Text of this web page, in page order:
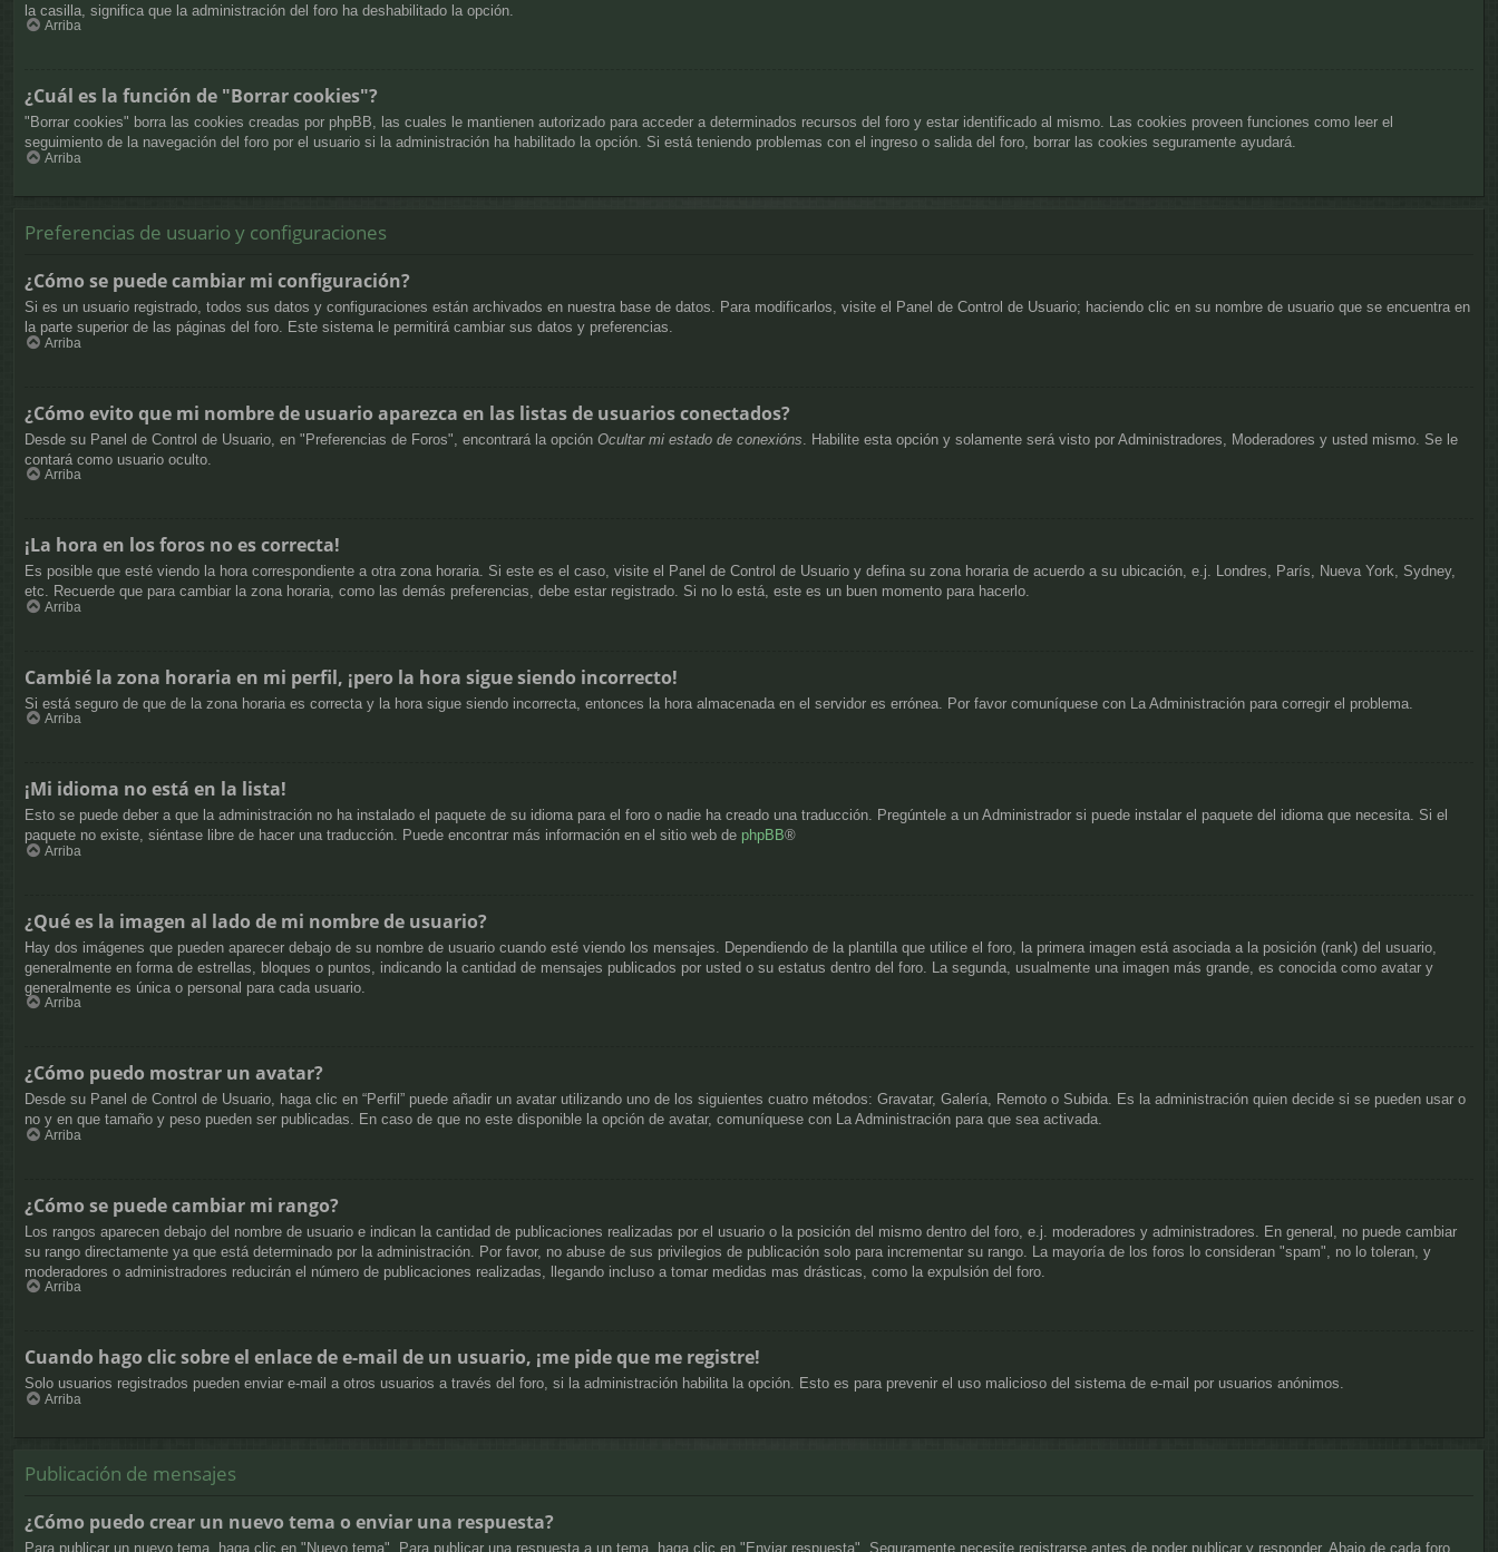
la casilla, significa que la administración del foro ha deshabilitado la opción.
Arriba
¿Cuál es la función de "Borrar cookies"?
"Borrar cookies" borra las cookies creadas por phpBB, las cuales le mantienen autorizado para acceder a determinados recursos del foro y estar identificado al mismo. Las cookies proveen funciones como leer el
seguimiento de la navegación del foro por el usuario si la administración ha habilitado la opción. Si está teniendo problemas con el ingreso o salida del foro, borrar las cookies seguramente ayudará.
Arriba
Preferencias de usuario y configuraciones
¿Cómo se puede cambiar mi configuración?
Si es un usuario registrado, todos sus datos y configuraciones están archivados en nuestra base de datos. Para modificarlos, visite el Panel de Control de Usuario; haciendo clic en su nombre de usuario que se encuentra en
la parte superior de las páginas del foro. Este sistema le permitirá cambiar sus datos y preferencias.
Arriba
¿Cómo evito que mi nombre de usuario aparezca en las listas de usuarios conectados?
Desde su Panel de Control de Usuario, en "Preferencias de Foros", encontrará la opción Ocultar mi estado de conexións . Habilite esta opción y solamente será visto por Administradores, Moderadores y usted mismo. Se le
contará como usuario oculto.
Arriba
¡La hora en los foros no es correcta!
Es posible que esté viendo la hora correspondiente a otra zona horaria. Si este es el caso, visite el Panel de Control de Usuario y defina su zona horaria de acuerdo a su ubicación, e.j. Londres, París, Nueva York, Sydney,
etc. Recuerde que para cambiar la zona horaria, como las demás preferencias, debe estar registrado. Si no lo está, este es un buen momento para hacerlo.
Arriba
Cambié la zona horaria en mi perfil, ¡pero la hora sigue siendo incorrecto!
Si está seguro de que de la zona horaria es correcta y la hora sigue siendo incorrecta, entonces la hora almacenada en el servidor es errónea. Por favor comuníquese con La Administración para corregir el problema.
Arriba
¡Mi idioma no está en la lista!
Esto se puede deber a que la administración no ha instalado el paquete de su idioma para el foro o nadie ha creado una traducción. Pregúntele a un Administrador si puede instalar el paquete del idioma que necesita. Si el
paquete no existe, siéntase libre de hacer una traducción. Puede encontrar más información en el sitio web de phpBB®
Arriba
¿Qué es la imagen al lado de mi nombre de usuario?
Hay dos imágenes que pueden aparecer debajo de su nombre de usuario cuando esté viendo los mensajes. Dependiendo de la plantilla que utilice el foro, la primera imagen está asociada a la posición (rank) del usuario,
generalmente en forma de estrellas, bloques o puntos, indicando la cantidad de mensajes publicados por usted o su estatus dentro del foro. La segunda, usualmente una imagen más grande, es conocida como avatar y
generalmente es única o personal para cada usuario.
Arriba
¿Cómo puedo mostrar un avatar?
Desde su Panel de Control de Usuario, haga clic en “Perfil” puede añadir un avatar utilizando uno de los siguientes cuatro métodos: Gravatar, Galería, Remoto o Subida. Es la administración quien decide si se pueden usar o
no y en que tamaño y peso pueden ser publicadas. En caso de que no este disponible la opción de avatar, comuníquese con La Administración para que sea activada.
Arriba
¿Cómo se puede cambiar mi rango?
Los rangos aparecen debajo del nombre de usuario e indican la cantidad de publicaciones realizadas por el usuario o la posición del mismo dentro del foro, e.j. moderadores y administradores. En general, no puede cambiar
su rango directamente ya que está determinado por la administración. Por favor, no abuse de sus privilegios de publicación solo para incrementar su rango. La mayoría de los foros lo consideran "spam", no lo toleran, y
moderadores o administradores reducirán el número de publicaciones realizadas, llegando incluso a tomar medidas mas drásticas, como la expulsión del foro.
Arriba
Cuando hago clic sobre el enlace de e-mail de un usuario, ¡me pide que me registre!
Solo usuarios registrados pueden enviar e-mail a otros usuarios a través del foro, si la administración habilita la opción. Esto es para prevenir el uso malicioso del sistema de e-mail por usuarios anónimos.
Arriba
Publicación de mensajes
¿Cómo puedo crear un nuevo tema o enviar una respuesta?
Para publicar un nuevo tema, haga clic en "Nuevo tema". Para publicar una respuesta a un tema, haga clic en "Enviar respuesta". Seguramente necesite registrarse antes de poder publicar y responder. Abajo de cada foro